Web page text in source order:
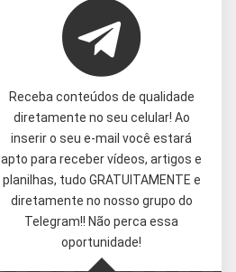
Receba conteúdos de qualidade
diretamente no seu celular! Ao
inserir o seu e-mail você estará
apto para receber vídeos, artigos e
planilhas, tudo GRATUITAMENTE e
diretamente no nosso grupo do
Telegram!! Não perca essa
oportunidade!